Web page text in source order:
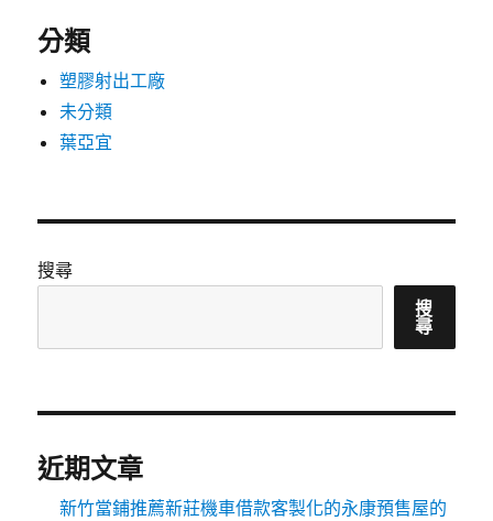
分類
塑膠射出工廠
未分類
葉亞宜
搜尋
搜
尋
近期文章
新竹當鋪推薦新莊機車借款客製化的永康預售屋的